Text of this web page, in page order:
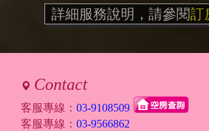
詳細服務說明，請參閱訂
Contact
客服專線： 03-9108509
客服專線： 03-9566862